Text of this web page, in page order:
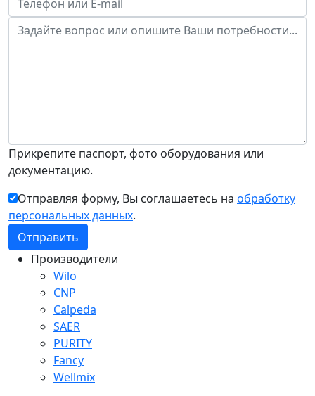
Производители
Wilo
CNP
Calpeda
SAER
PURITY
Fancy
Wellmix
Прикрепите паспорт, фото оборудования или
документацию.
Отправляя форму, Вы соглашаетесь на обработку
персональных данных.